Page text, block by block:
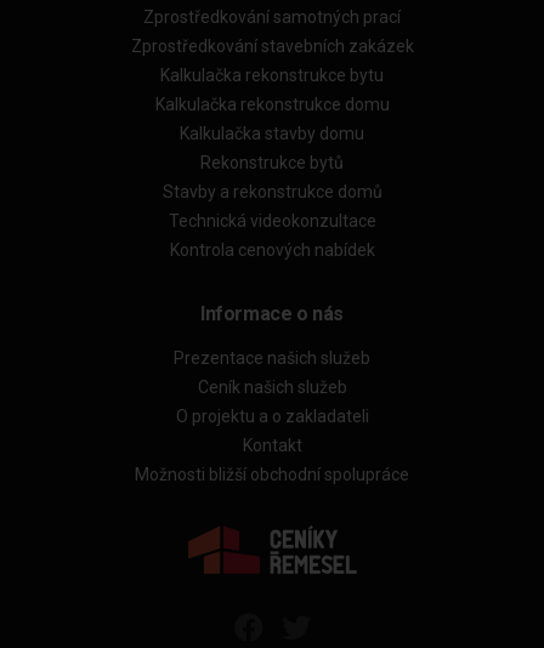
Zprostředkování samotných prací
Zprostředkování stavebních zakázek
Kalkulačka rekonstrukce bytu
Kalkulačka rekonstrukce domu
Kalkulačka stavby domu
Rekonstrukce bytů
Stavby a rekonstrukce domů
Technická videokonzultace
Kontrola cenových nabídek
Informace o nás
Prezentace našich služeb
Ceník našich služeb
O projektu a o zakladateli
Kontakt
Možnosti bližší obchodní spolupráce